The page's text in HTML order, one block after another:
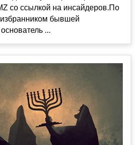
со ссылкой на инсайдеров.По
бывшей
...